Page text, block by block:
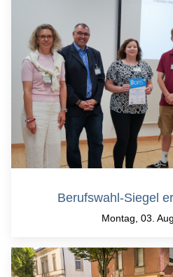
Berufswahl-Siegel
Montag, 03.